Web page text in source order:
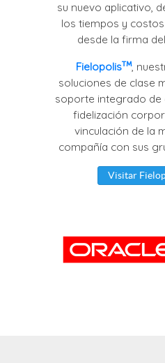
su nuevo aplicativo,
los tiempos y
desde la firma
Fielopolis
,
soluciones de clase
soporte integrado de
fidelización
vinculación de la
compañía con sus
Visitar